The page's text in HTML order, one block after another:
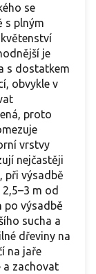
se
s plným
je
s dostatkem
obvykle v
proto
vrstvy
nejčastěji
při výsadbě
m od
po výsadbě
sucha a
dřeviny na
na jaře
a zachovat